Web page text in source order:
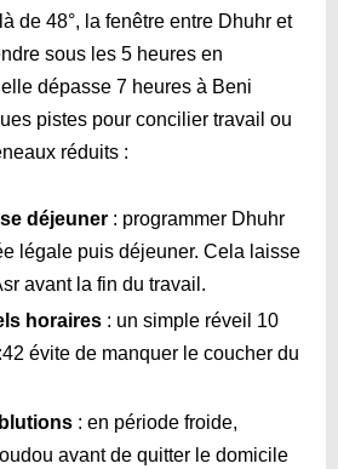
de 48°, la fenêtre entre Dhuhr et
sous les 5 heures en
dépasse 7 heures à Beni
pistes pour concilier travail ou
réduits :
déjeuner : programmer Dhuhr
légale puis déjeuner. Cela laisse
avant la fin du travail.
horaires : un simple réveil 10
évite de manquer le coucher du
: en période froide,
avant de quitter le domicile